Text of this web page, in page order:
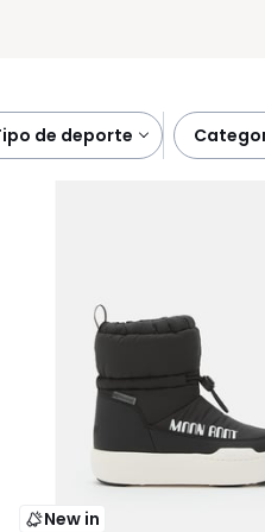
tipo de deporte
New in